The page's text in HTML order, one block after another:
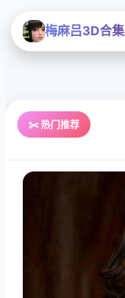
梅麻吕3D合集
✂️ 热门推荐